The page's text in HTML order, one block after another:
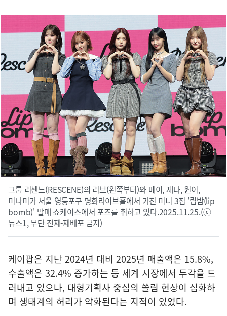
그룹 리센느(RESCENE)의 리브(왼쪽부터)와 메이, 제나, 원이,
미나미가 서울 영등포구 명화라이브홀에서 가진 미니 3집 '립밤(lip
bomb)' 발매 쇼케이스에서 포즈를 취하고 있다.2025.11.25.(ⓒ
뉴스1, 무단 전재-재배포 금지)
케이팝은 지난 2024년 대비 2025년 매출액은 15.8%,
수출액은 32.4% 증가하는 등 세계 시장에서 두각을 드
러내고 있으나, 대형기획사 중심의 쏠림 현상이 심화하
며 생태계의 허리가 약화된다는 지적이 있었다.